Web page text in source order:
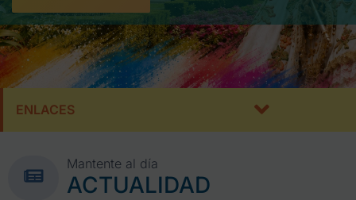
ENLACES
Mantente al día
ACTUALIDAD